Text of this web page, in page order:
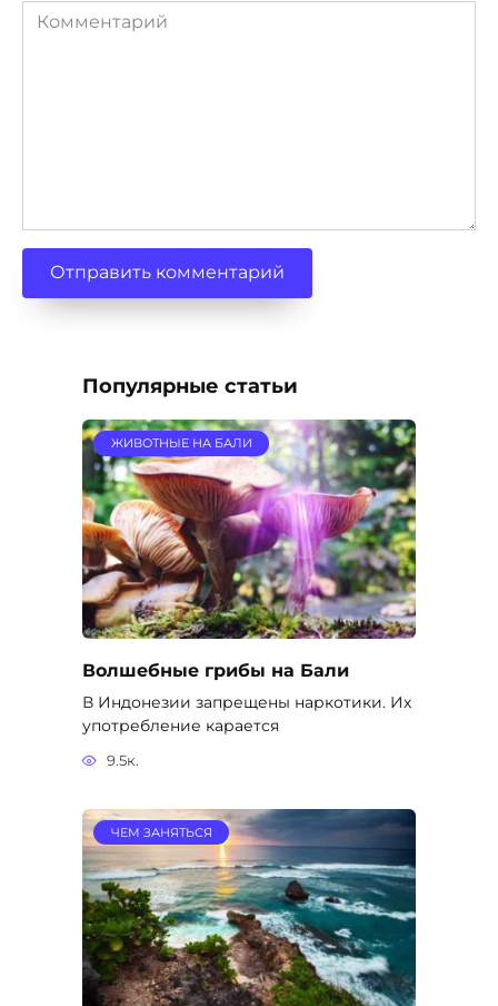
Комментарий
Популярные статьи
ЖИВОТНЫЕ НА БАЛИ
Волшебные грибы на Бали
В Индонезии запрещены наркотики. Их
употребление карается
9.5к.
ЧЕМ ЗАНЯТЬСЯ